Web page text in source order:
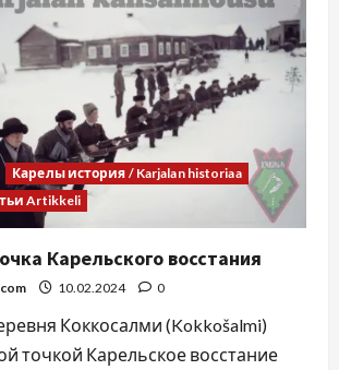
Карелы история / Karjalan historiaa
Artikkeli
Карельского восстания
10.02.2024 0
Коккосалми (Kokkošalmi)
точкой Карельское восстание